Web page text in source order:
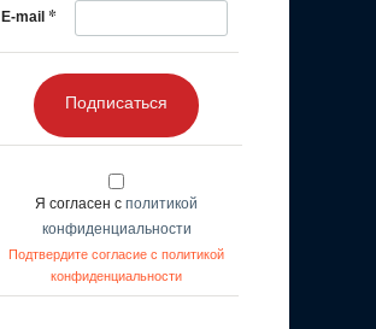
E-mail *
Подписаться
Я согласен с политикой
конфиденциальности
Подтвердите согласие с политикой
конфиденциальности